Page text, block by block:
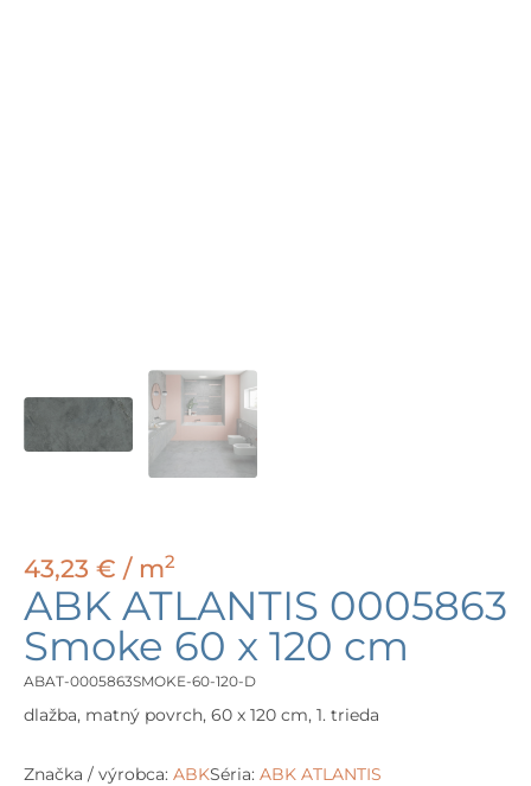
43,23 € / m2
ABK ATLANTIS 0005863
Smoke 60 x 120 cm
ABAT-0005863SMOKE-60-120-D
dlažba, matný povrch, 60 x 120 cm, 1. trieda
Značka / výrobca: ABKSéria: ABK ATLANTIS